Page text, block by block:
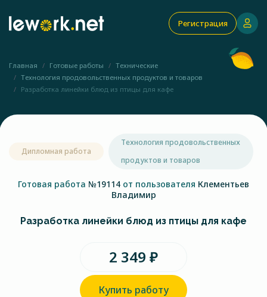
Регистрация
Главная Готовые работы
Технические
Технология продовольственных продуктов и товаров
Разработка линейки блюд из птицы для кафе
Дипломная работа
Технология продовольственных
продуктов и товаров
Готовая работа №19114 от пользователя Клементьев
Владимир
Разработка линейки блюд из птицы для кафе
2 349 ₽
Купить работу